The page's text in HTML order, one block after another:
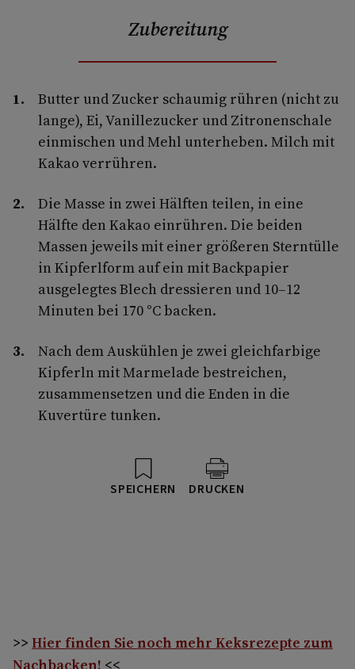
Zubereitung
Butter und Zucker schaumig rühren (nicht zu
lange), Ei, Vanillezucker und Zitronenschale
einmischen und Mehl unterheben. Milch mit
Kakao verrühren.
Die Masse in zwei Hälften teilen, in eine
Hälfte den Kakao einrühren. Die beiden
Massen jeweils mit einer größeren Sterntülle
in Kipferlform auf ein mit Backpapier
ausgelegtes Blech dressieren und 10–12
Minuten bei 170 °C backen.
Nach dem Auskühlen je zwei gleichfarbige
Kipferln mit Marmelade bestreichen,
zusammensetzen und die Enden in die
Kuvertüre tunken.
SPEICHERN DRUCKEN
>> Hier finden Sie noch mehr Keksrezepte zum
Nachbacken! <<